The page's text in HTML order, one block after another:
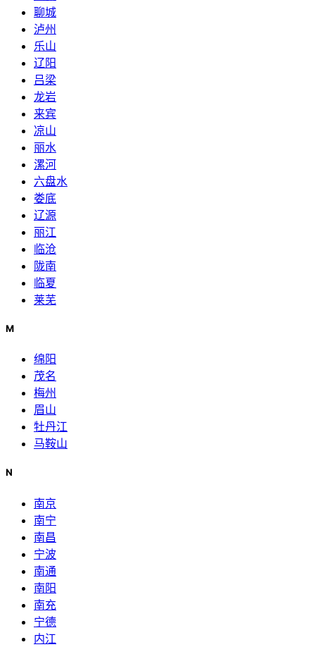
聊城
泸州
乐山
辽阳
吕梁
龙岩
来宾
凉山
丽水
漯河
六盘水
娄底
辽源
丽江
临沧
陇南
临夏
莱芜
M
绵阳
茂名
梅州
眉山
牡丹江
马鞍山
N
南京
南宁
南昌
宁波
南通
南阳
南充
宁德
内江